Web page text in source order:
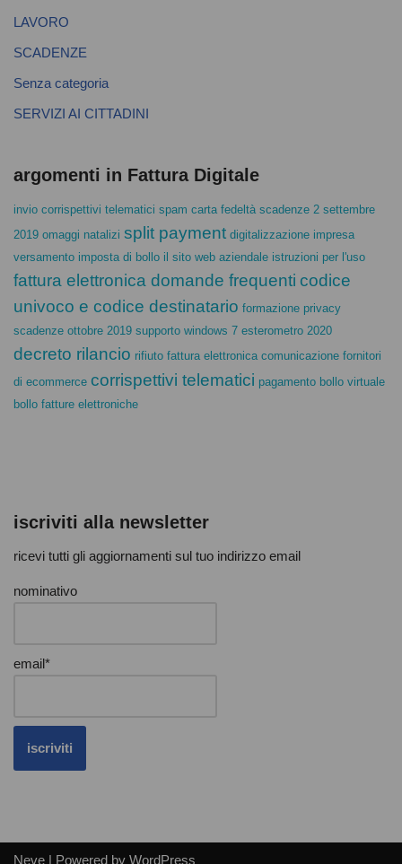
LAVORO
SCADENZE
Senza categoria
SERVIZI AI CITTADINI
argomenti in Fattura Digitale
invio corrispettivi telematici spam carta fedeltà scadenze 2 settembre
2019 omaggi natalizi split payment digitalizzazione impresa
versamento imposta di bollo il sito web aziendale istruzioni per l'uso
fattura elettronica domande frequenti codice
univoco e codice destinatario formazione privacy
scadenze ottobre 2019 supporto windows 7 esterometro 2020
decreto rilancio rifiuto fattura elettronica comunicazione fornitori
di ecommerce corrispettivi telematici pagamento bollo virtuale
bollo fatture elettroniche
iscriviti alla newsletter
ricevi tutti gli aggiornamenti sul tuo indirizzo email
nominativo
email*
Neve | Powered by WordPress